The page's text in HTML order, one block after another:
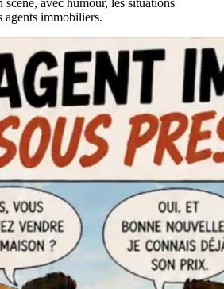
agents immobiliers.